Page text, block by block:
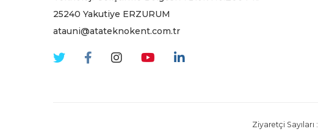
25240 Yakutiye ERZURUM
atauni@atateknokent.com.tr
Ziyaretçi Sayıları :